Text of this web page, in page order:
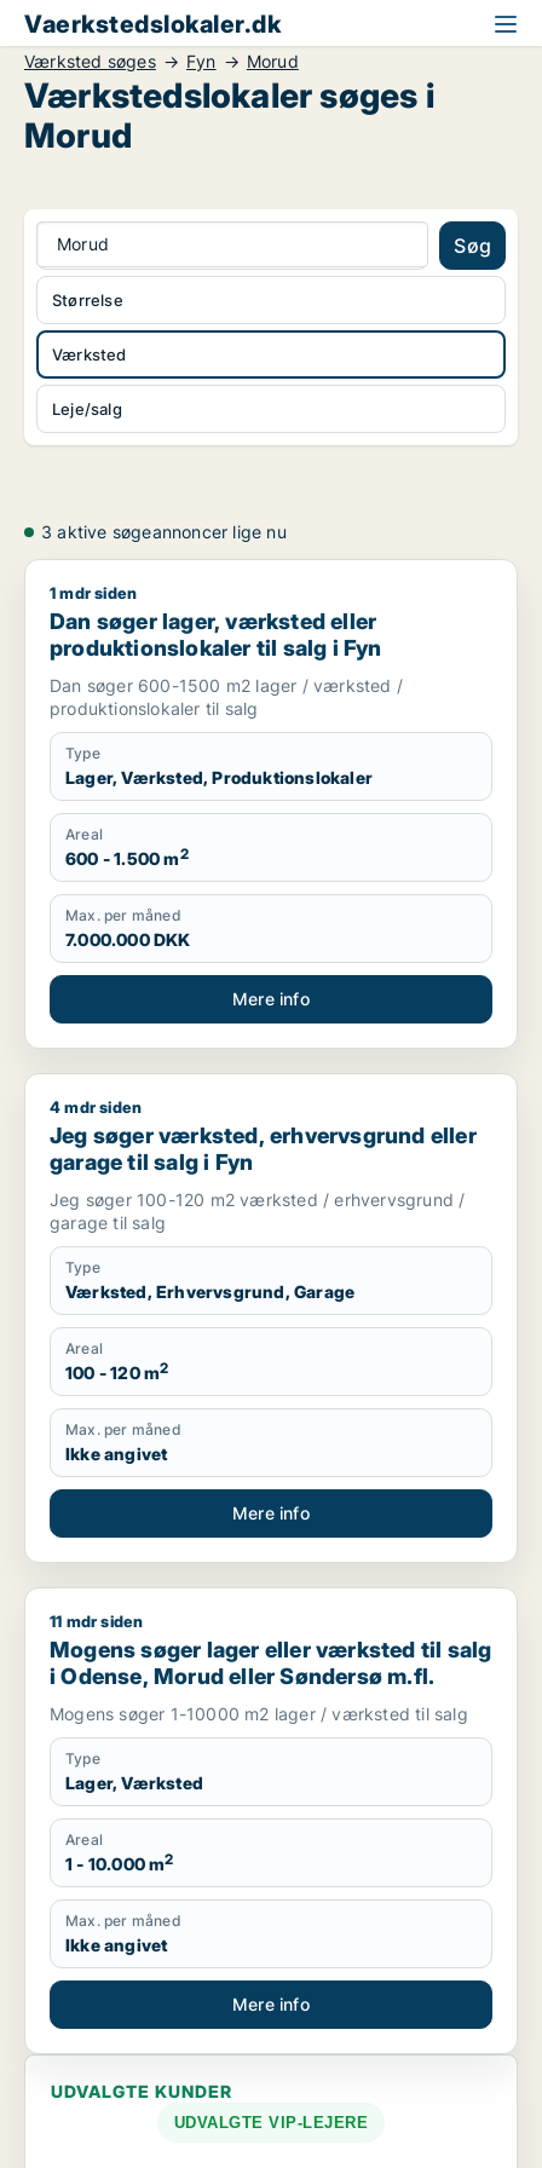
Vaerkstedslokaler.dk
Værksted søges Fyn Morud
Værkstedslokaler søges i
Morud
Morud Søg
Værksted
Leje/salg
Størrelse
3 aktive søgeannoncer lige nu
Dan søger lager, værksted eller produktionslokaler til salg i
1 mdr siden
Dan søger lager, værksted eller
produktionslokaler til salg i Fyn
Dan søger 600-1500 m2 lager / værksted /
produktionslokaler til salg
Type
Lager, Værksted, Produktionslokaler
Areal
600 - 1.500 m2
Max. per måned
7.000.000 DKK
Mere info
Jeg søger værksted, erhvervsgrund eller garage til salg i
4 mdr siden
Jeg søger værksted, erhvervsgrund eller
garage til salg i Fyn
Jeg søger 100-120 m2 værksted / erhvervsgrund /
garage til salg
Type
Værksted, Erhvervsgrund, Garage
Areal
100 - 120 m2
Max. per måned
Ikke angivet
Mere info
Mogens søger lager eller værksted til salg i Odense, Morud
11 mdr siden
Mogens søger lager eller værksted til salg
i Odense, Morud eller Søndersø m.fl.
Mogens søger 1-10000 m2 lager / værksted til salg
Type
Lager, Værksted
Areal
1 - 10.000 m2
Max. per måned
Ikke angivet
Mere info
UDVALGTE KUNDER
UDVALGTE VIP-LEJERE